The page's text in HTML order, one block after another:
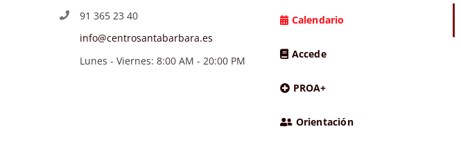
91 365 23 40
info@centrosantabarbara.es
Lunes - Viernes: 8:00 AM - 20:00 PM
Calendario
Accede
PROA+
Orientación